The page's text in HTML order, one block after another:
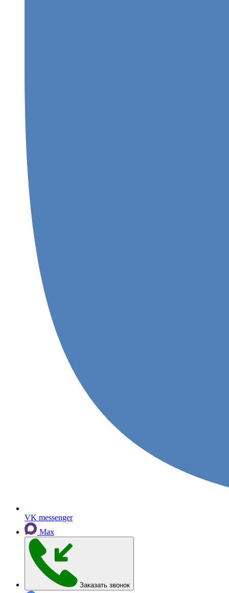
VK messenger
Max
Заказать звонок